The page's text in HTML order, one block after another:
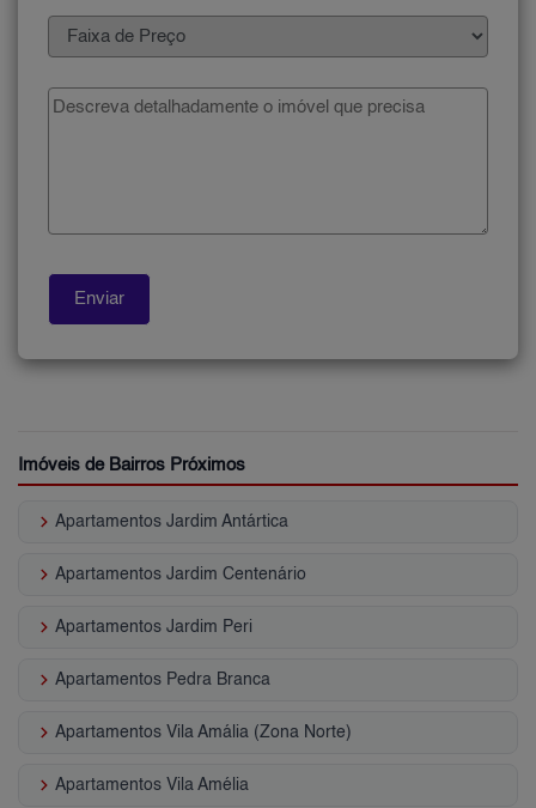
Imóveis de Bairros Próximos
keyboard_arrow_right Apartamentos Jardim Antártica
keyboard_arrow_right Apartamentos Jardim Centenário
keyboard_arrow_right Apartamentos Jardim Peri
keyboard_arrow_right Apartamentos Pedra Branca
keyboard_arrow_right Apartamentos Vila Amália (Zona Norte)
keyboard_arrow_right Apartamentos Vila Amélia